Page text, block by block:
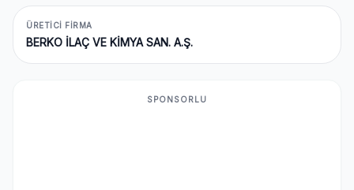
ÜRETICI FIRMA
BERKO İLAÇ VE KİMYA SAN. A.Ş.
SPONSORLU